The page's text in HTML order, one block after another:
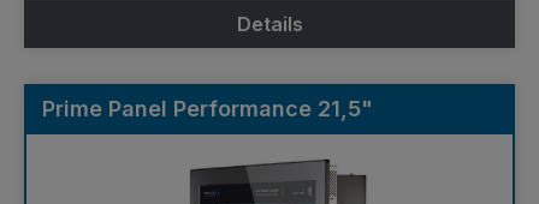
Details
Prime Panel Performance 21,5"